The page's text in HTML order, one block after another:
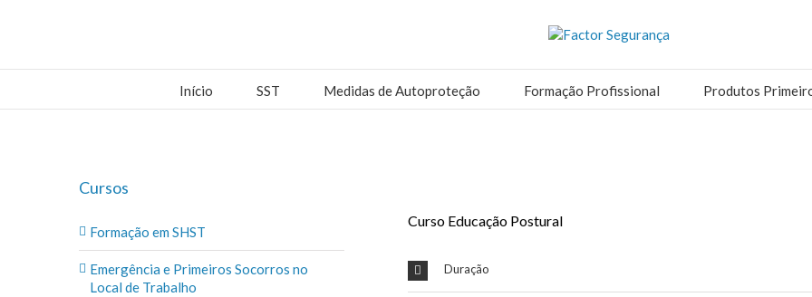
Início SST Medidas de Autoproteção Formação Profissional Produtos
Curso Educação Postural
Duração
Cursos
Formação em SHST
Emergência e Primeiros Socorros no
Local de Trabalho